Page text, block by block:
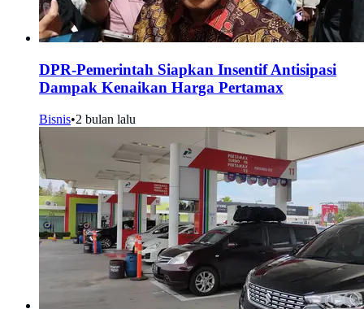
DPR-Pemerintah Siapkan Insentif Antisipasi
Dampak Kenaikan Harga Pertamax
Bisnis•2 bulan lalu